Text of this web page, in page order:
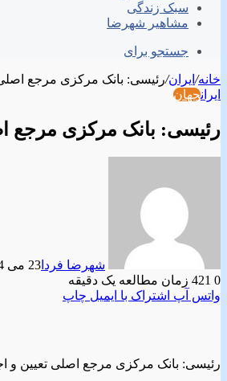
سبک زندگی
مشاهیر شهرضا
جستجو برای
خانه/ ایران/رئیسی: بانک مرکزی مرجع
ایرانجهان
رئیسی: بانک مرکزی مرجع
شهرضا فردا 23 می 2024
0
زمان مطالعه یک دقیقه
واتس آپ اشتراک با ایمیل چاپ
رئیسی: بانک مرکزی مرجع اصلی تعیین